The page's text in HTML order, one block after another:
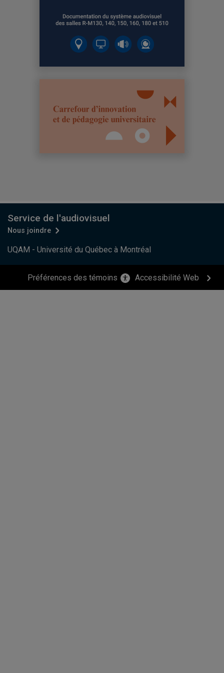
UQAM - Université du Québec à Montréal
Service de l'audiovisuel
Nous joindre
Préférences des témoins Accessibilité Web